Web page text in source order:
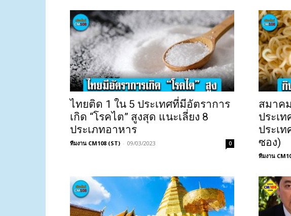
ไทยติด 1 ใน 5 ประเทศที่มีอัตราการ
เกิด “โรคไต” สูงสุด แนะเลี่ยง 8
ประเภทอาหาร
ทีมงาน CM108 (ST) - 09/03/2023 0
สมาค
ประเ
ประเ
ซอง)
ทีมงาน